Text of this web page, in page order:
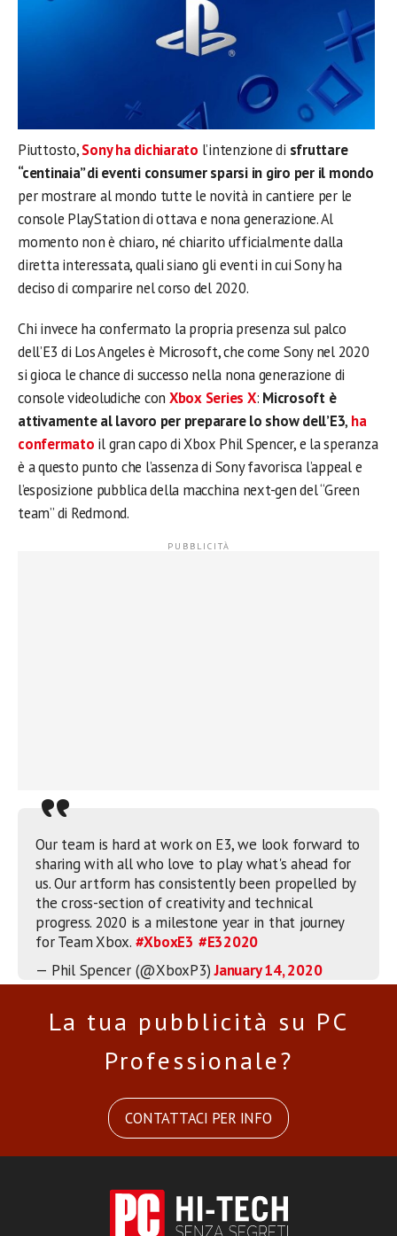
Piuttosto,Sony ha dichiarato l’intenzione di sfruttare
“centinaia” di eventi consumer sparsi in giro per il mondo
per mostrare al mondo tutte le novità in cantiere per le
console PlayStation di ottava e nona generazione. Al
momento non è chiaro, né chiarito ufficialmente dalla
diretta interessata, quali siano gli eventi in cui Sony ha
deciso di comparire nel corso del 2020.
Chi invece ha confermato la propria presenza sul palco
dell’E3 di Los Angeles è Microsoft, che come Sony nel 2020
si gioca le chance di successo nella nona generazione di
console videoludiche con Xbox Series X: Microsoft è
attivamente al lavoro per preparare lo show dell’E3, ha
confermato il gran capo di Xbox Phil Spencer, e la speranza
è a questo punto che l’assenza di Sony favorisca l’appeal e
l’esposizione pubblica della macchina next-gen del “Green
team” di Redmond.
Our team is hard at work on E3, we look forward to
sharing with all who love to play what's ahead for
us. Our artform has consistently been propelled by
the cross-section of creativity and technical
progress. 2020 is a milestone year in that journey
for Team Xbox. #XboxE3 #E32020
— Phil Spencer (@XboxP3)January 14, 2020
La tua pubblicità su PC
Professionale?
CONTATTACI PER INFO